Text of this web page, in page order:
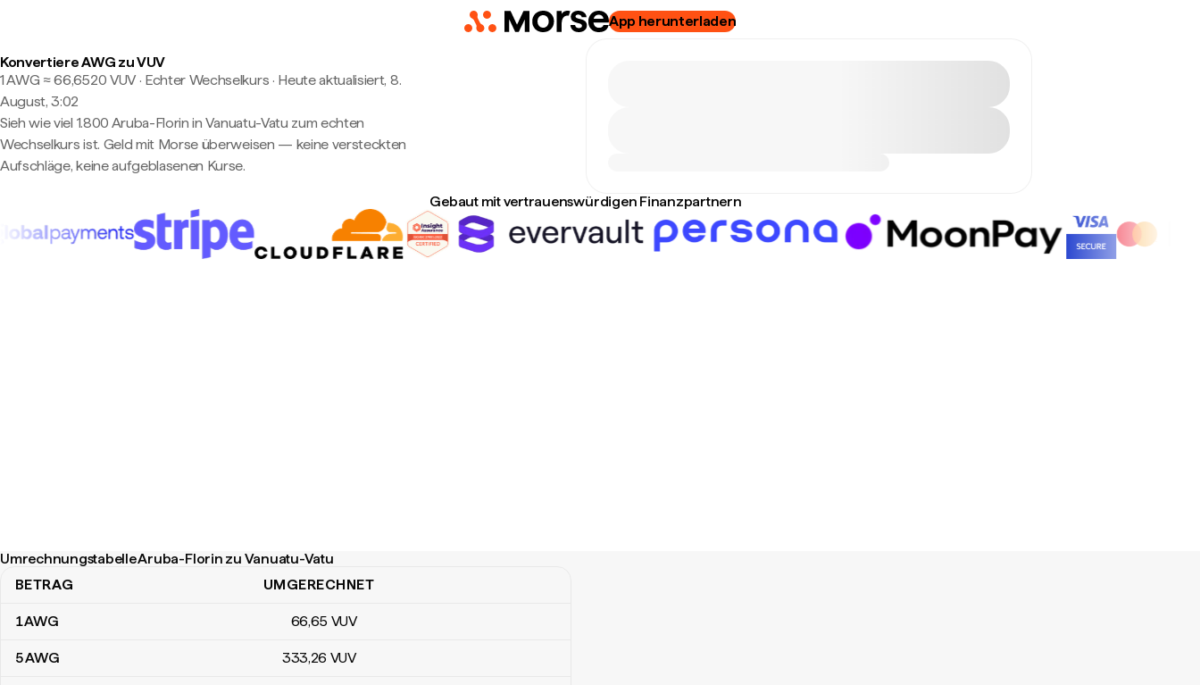
App herunterladen
Konvertiere AWG zu VUV
1 AWG ≈ 66,6520 VUV · Echter Wechselkurs · Heute aktualisiert, 8.
August, 3:02
Sieh wie viel 1.800 Aruba-Florin in Vanuatu-Vatu zum echten
Wechselkurs ist. Geld mit Morse überweisen — keine versteckten
Aufschläge, keine aufgeblasenen Kurse.
Gebaut mit vertrauenswürdigen Finanzpartnern
Umrechnungstabelle Aruba-Florin zu Vanuatu-Vatu
Umrechnungstabelle Aruba-Florin zu Vanuatu-Vatu
BETRAG UMGERECHNET
1AWG 66,65 VUV
5AWG 333,26 VUV